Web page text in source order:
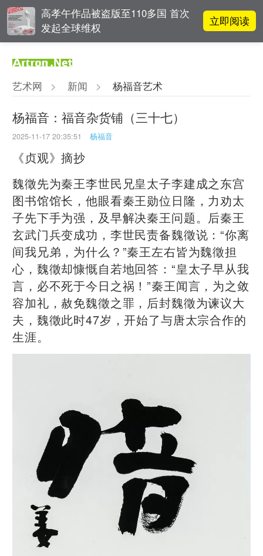
高孝午作品被盗版至110多国 首次
发起全球维权
立即阅读
态的十年
周杰伦都要去的伦敦弗里兹，到底
有多火爆？
艺术网 > 新闻 > 杨福音艺术
杨福音：福音杂货铺（三十七）
2025-11-17 20:35:51 杨福音
《贞观》摘抄
魏徵先为秦王李世民兄皇太子李建成之东宫
图书馆馆长，他眼看秦王勋位日隆，力劝太
子先下手为强，及早解决秦王问题。后秦王
玄武门兵变成功，李世民责备魏徵说：“你离
间我兄弟，为什么？”秦王左右皆为魏徵担
心，魏徵却慷慨自若地回答：“皇太子早从我
言，必不死于今日之祸！”秦王闻言，为之敛
容加礼，赦免魏徵之罪，后封魏徵为谏议大
夫，魏徵此时47岁，开始了与唐太宗合作的
生涯。